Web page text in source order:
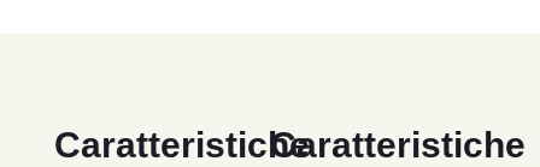
Caratteristiche
Caratteristiche